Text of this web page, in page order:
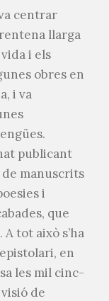
centrar
llarga
i els
obres en
i va
publicant
manuscrits
i
que
tot això s’ha
en
les mil cinc-
de